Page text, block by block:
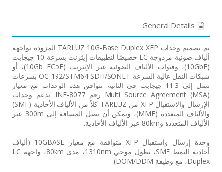
General Details
تم تصميم وحدات ‎TARLUZ 10G-Base Duplex XFP‎ المزودة بواجهة
ألياف ضوئية مزدوجة ‎LC‎ خصيصًا لتطبيقات إيثرنت بسرعة ‎10‎ جيجابت
‎(10GbE)‎، وقنوات الألياف الضوئية عبر الإيثرنت ‎(10Gb FCoE)‎، أو
شبكات النقل عالية السرعة ‎OC-192/STM64 SDH/SONET‎ بسرعات
تصل إلى ‎11.3‎ جيجابت في الثانية. تتوافق هذه الوحدات مع معيار
‎Multi Source Agreement (MSA)‎ رقم ‎INF-8077‎. تدعم وحدات
الإرسال والاستقبال ‎XFP‎ من ‎TARLUZ‎ كلاً من الألياف الأحادية ‎(SMF)‎
والألياف المتعددة ‎(MMF)‎، ويمكن أن تصل المسافة إلى ‎300m‎ عبر
الألياف المتعددة و‎80km‎ عبر الألياف الأحادية.
وحدة إرسال واستقبال ‎XFP‎ متوافقة مع معيار ‎10GBASE‎ ‏(ألياف
أحادية النمط ‎SMF‎، بطول موجي ‎1310nm‎، مدى ‎80km‎، واجهة ‎LC
Duplex‎، مع وظيفة ‎DOM/DDM‎).